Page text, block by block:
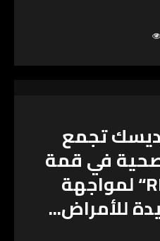
تجمع
في قمة
أفريقية ”REACH“ لمواجهة
للأمراض...